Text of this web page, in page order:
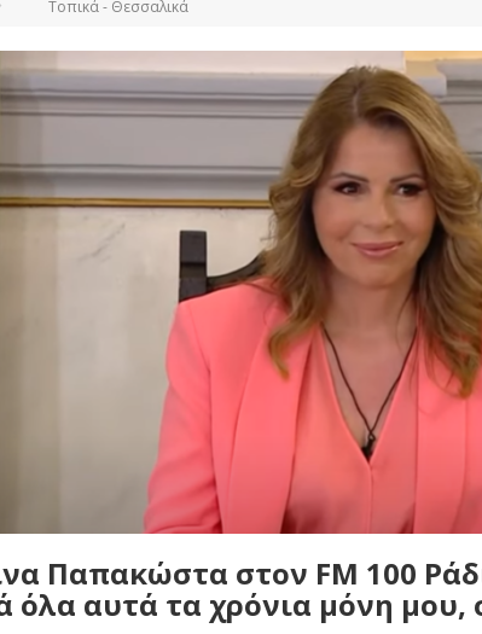
Τοπικά - Θεσσαλικά
Παπακώστα στον FM 100
όλα αυτά τα χρόνια μόνη μου,